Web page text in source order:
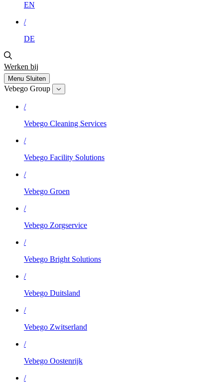
EN
/
DE
Werken bij
Menu Sluiten
Vebego Group
/
Vebego Cleaning Services
/
Vebego Facility Solutions
/
Vebego Groen
/
Vebego Zorgservice
/
Vebego Bright Solutions
/
Vebego Duitsland
/
Vebego Zwitserland
/
Vebego Oostenrijk
/